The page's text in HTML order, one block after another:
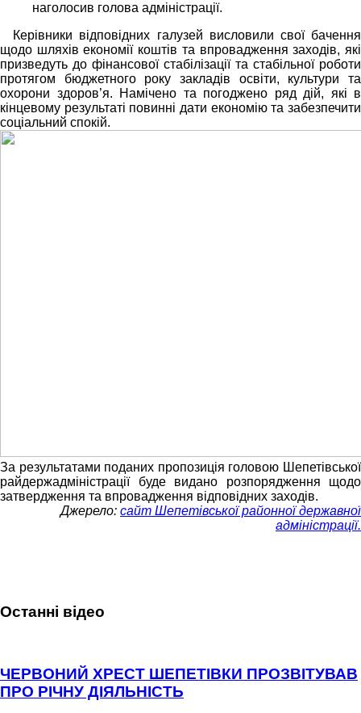
наголосив голова адміністрації.
Керівники відповідних галузей висловили свої бачення
щодо шляхів економії коштів та впровадження заходів, які
призведуть до фінансової стабілізації та стабільної роботи
протягом бюджетного року закладів освіти, культури та
охорони здоров’я. Намічено та погоджено ряд дій, які в
кінцевому результаті повинні дати економію та забезпечити
соціальний спокій.
За результатами поданих пропозиція головою Шепетівської
райдержадміністрації буде видано розпорядження щодо
затвердження та впровадження відповідних заходів.
Джерело: сайт Шепетівської районної державної
адміністрації.
Останні відео
ЧЕРВОНИЙ ХРЕСТ ШЕПЕТІВКИ ПРОЗВІТУВАВ
ПРО РІЧНУ ДІЯЛЬНІСТЬ